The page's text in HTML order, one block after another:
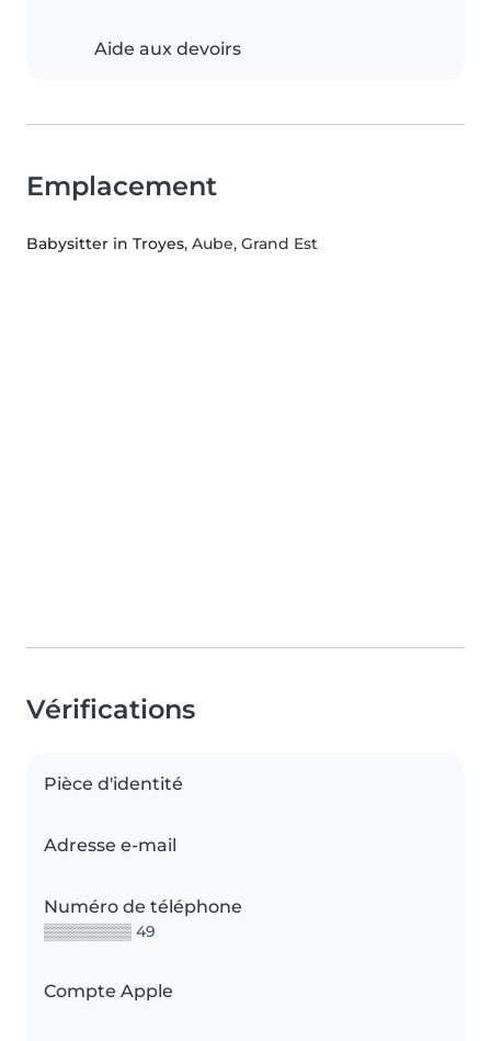
Aide aux devoirs
Emplacement
Babysitter in Troyes, Aube, Grand Est
Vérifications
Pièce d'identité
Adresse e-mail
Numéro de téléphone
▒▒▒▒▒▒▒▒ 49
Compte Apple